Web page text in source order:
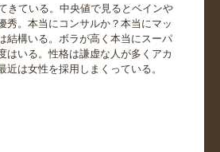
きている。中央値で見るとベインや
秀。本当にコンサルか？本当にマッ
結構いる。ボラが高く本当にスーパ
はいる。性格は謙虚な人が多くアカ
近は女性を採用しまくっている。